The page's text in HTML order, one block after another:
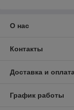
О нас
Контакты
Доставка и
График работы